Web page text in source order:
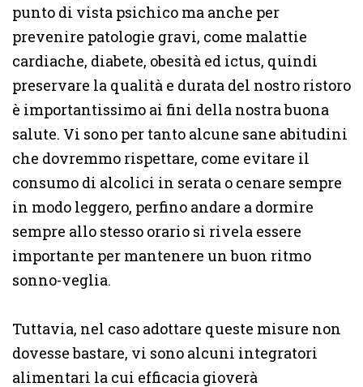
punto di vista psichico ma anche per
prevenire patologie gravi, come malattie
cardiache, diabete, obesità ed ictus, quindi
preservare la qualità e durata del nostro ristoro
è importantissimo ai fini della nostra buona
salute. Vi sono per tanto alcune sane abitudini
che dovremmo rispettare, come evitare il
consumo di alcolici in serata o cenare sempre
in modo leggero, perfino andare a dormire
sempre allo stesso orario si rivela essere
importante per mantenere un buon ritmo
sonno-veglia.
Tuttavia, nel caso adottare queste misure non
dovesse bastare, vi sono alcuni integratori
alimentari la cui efficacia gioverà